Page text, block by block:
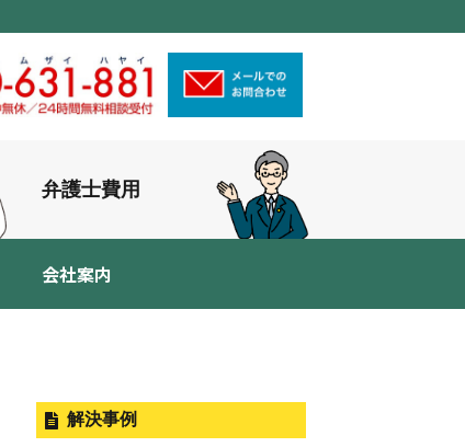
弁護士費用
会社案内
解決事例